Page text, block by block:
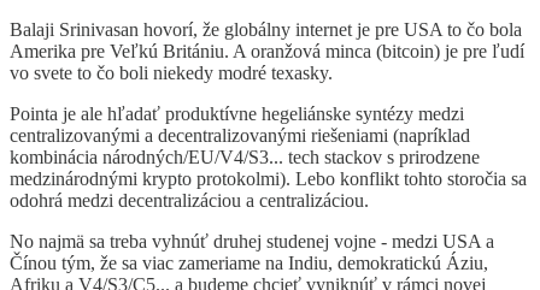
Balaji Srinivasan hovorí, že globálny internet je pre USA to čo bola
Amerika pre Veľkú Britániu. A oranžová minca (bitcoin) je pre ľudí
vo svete to čo boli niekedy modré texasky.
Pointa je ale hľadať produktívne hegeliánske syntézy medzi
centralizovanými a decentralizovanými riešeniami (napríklad
kombinácia národných/EU/V4/S3... tech stackov s prirodzene
medzinárodnými krypto protokolmi). Lebo konflikt tohto storočia sa
odohrá medzi decentralizáciou a centralizáciou.
No najmä sa treba vyhnúť druhej studenej vojne - medzi USA a
Čínou tým, že sa viac zameriame na Indiu, demokratickú Áziu,
Afriku a V4/S3/C5... a budeme chcieť vyniknúť v rámci novej